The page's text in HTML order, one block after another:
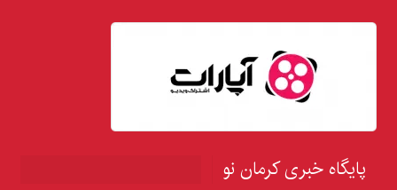
پایگاه خبری کرمان نو